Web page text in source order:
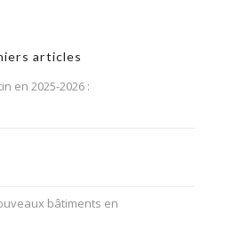
articles
en 2025-2026 :
bâtiments en